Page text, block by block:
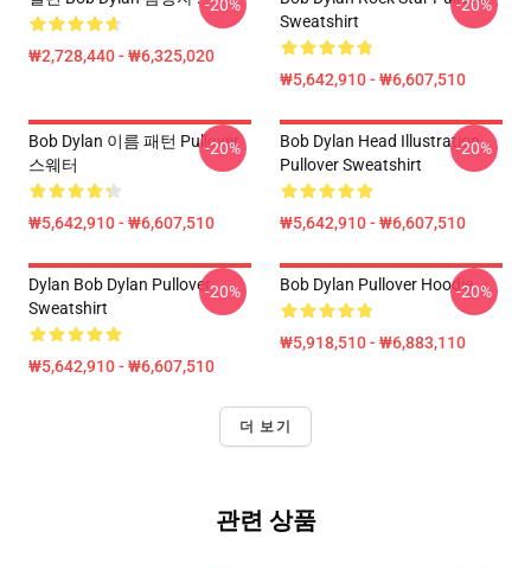
₩2,728,440 - ₩6,325,020
-20%
Sweatshirt
₩5,642,910 - ₩6,607,510
-20%
Bob Dylan 이름 패턴 Pullover
스웨터
₩5,642,910 - ₩6,607,510
-20%
Bob Dylan Head Illustration
Pullover Sweatshirt
₩5,642,910 - ₩6,607,510
-20%
Dylan Bob Dylan Pullover
Sweatshirt
₩5,642,910 - ₩6,607,510
-20% Bob Dylan Pullover Hoodie
₩5,918,510 - ₩6,883,110
-20%
더 보기
관련 상품